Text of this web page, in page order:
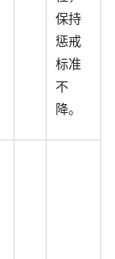
保持
惩戒
标准
不
降。